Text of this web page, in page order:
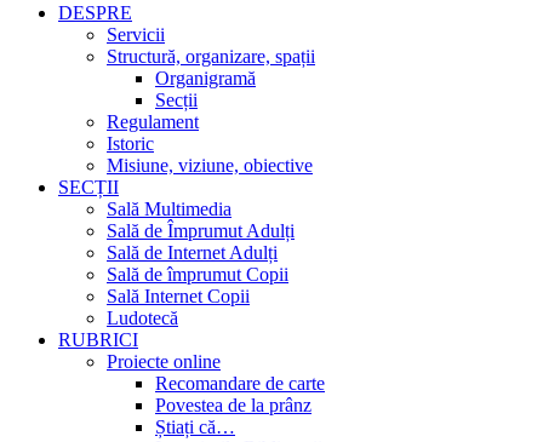
DESPRE
Servicii
Structură, organizare, spații
Organigramă
Secții
Regulament
Istoric
Misiune, viziune, obiective
SECȚII
Sală Multimedia
Sală de Împrumut Adulți
Sală de Internet Adulți
Sală de împrumut Copii
Sală Internet Copii
Ludotecă
RUBRICI
Proiecte online
Recomandare de carte
Povestea de la prânz
Știați că…